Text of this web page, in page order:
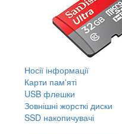
Носії інформації
Карти пам'яті
USB флешки
Зовнішні жорсткі диски
SSD накопичувачі